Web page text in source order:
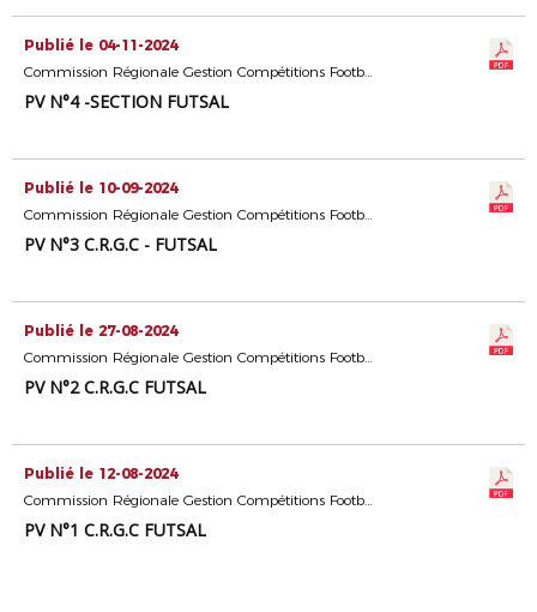
Publié le 04-11-2024
Commission Régionale Gestion Compétitions Football Diversifié
PV N°4 -SECTION FUTSAL
Publié le 10-09-2024
Commission Régionale Gestion Compétitions Football Diversifié
PV N°3 C.R.G.C - FUTSAL
Publié le 27-08-2024
Commission Régionale Gestion Compétitions Football Diversifié
PV N°2 C.R.G.C FUTSAL
Publié le 12-08-2024
Commission Régionale Gestion Compétitions Football Diversifié
PV N°1 C.R.G.C FUTSAL